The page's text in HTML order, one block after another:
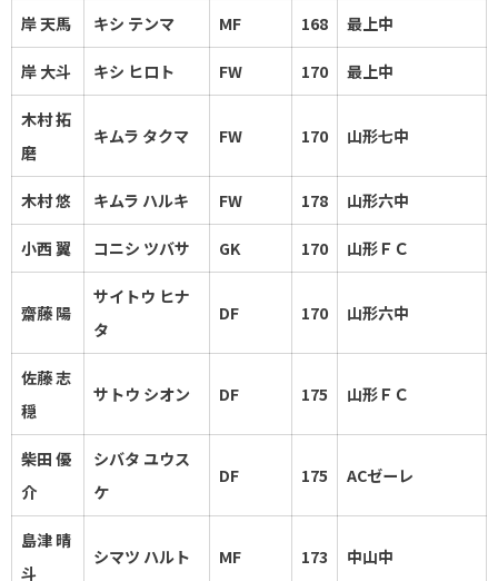
岸 天馬 キシ テンマ MF 168 最上中
岸 大斗 キシ ヒロト FW 170 最上中
木村 拓
磨
キムラ タクマ FW 170 山形七中
木村 悠 キムラ ハルキ FW 178 山形六中
小西 翼 コニシ ツバサ GK 170 山形ＦＣ
齋藤 陽
サイトウ ヒナ
タ
DF 170 山形六中
佐藤 志
穏
サトウ シオン DF 175 山形ＦＣ
柴田 優
介
シバタ ユウス
ケ
DF 175 ACゼーレ
島津 晴
斗
シマツ ハルト MF 173 中山中